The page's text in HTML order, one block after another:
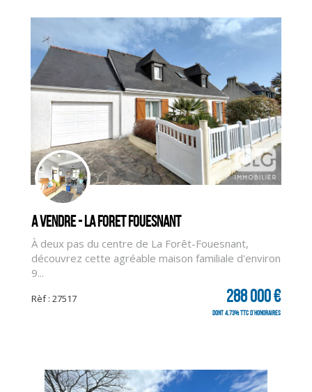
A vendre - LA FORET FOUESNANT
À deux pas du centre de La Forêt-Fouesnant,
découvrez cette agréable maison familiale d'environ
9...
Rèf : 27517 288 000 €
dont 4.73% TTC d'honoraires